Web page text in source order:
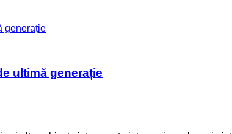
ultimă generație